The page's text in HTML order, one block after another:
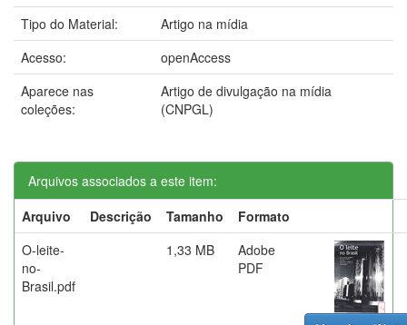
Tipo do Material:
Artigo na mídia
Acesso:
openAccess
Aparece nas
coleções:
Artigo de divulgação na mídia
(CNPGL)
Arquivos associados a este item:
Arquivo
Descrição Tamanho
Formato
O-leite-
no-
Brasil.pdf
1,33 MB
Adobe
PDF